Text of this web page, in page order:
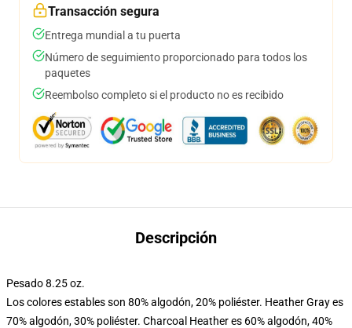
Transacción segura
Entrega mundial a tu puerta
Número de seguimiento proporcionado para todos los
paquetes
Reembolso completo si el producto no es recibido
Descripción
Pesado 8.25 oz.
Los colores estables son 80% algodón, 20% poliéster. Heather Gray es
70% algodón, 30% poliéster. Charcoal Heather es 60% algodón, 40%